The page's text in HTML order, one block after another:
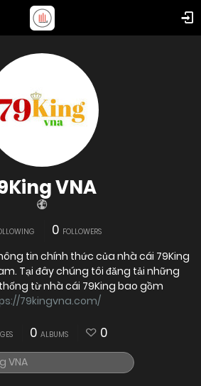
VNA
0 FOLLOWERS
tin chính thức của nhà cái 79King
Tại đây chúng tôi đăng tải những
từ nhà cái 79King bao gồm
79kingvna.com/
0 ALBUMS 0